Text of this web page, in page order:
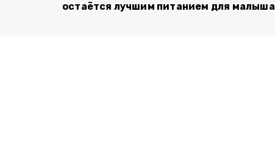
остаётся лучшим питанием для малыша